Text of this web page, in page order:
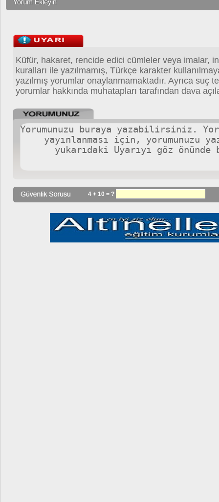
Küfür, hakaret, rencide edici cümleler veya imalar,
kuralları ile yazılmamış, Türkçe karakter
yazılmış yorumlar onaylanmamaktadır. Ayrıca suç
yorumlar hakkında muhatapları tarafından dava
4 + 10 = ?